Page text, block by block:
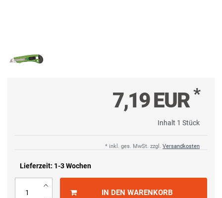
7,19 EUR*
Inhalt 1 Stück
* inkl. ges. MwSt. zzgl. Versandkosten
Lieferzeit: 1-3 Wochen
IN DEN WARENKORB